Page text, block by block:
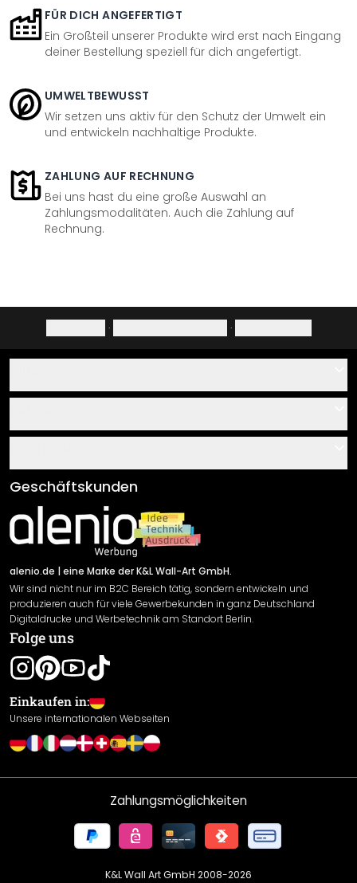
FÜR DICH ANGEFERTIGT
Ein Großteil unserer Produkte wird erst nach Eingang
deiner Bestellung speziell für dich angefertigt.
UMWELTBEWUSST
Wir setzen uns aktiv für den Schutz der Umwelt ein
und entwickeln nachhaltige Produkte.
ZAHLUNG AUF RECHNUNG
Bei uns hast du eine große Auswahl an
Zahlungsmodalitäten. Auch die Zahlung auf
Rechnung.
· ·
Über uns
Klebe- und Montageanleitungen
Newsletter An-/Abmeldung
Sendungsverfolgung
AGB
Impressum
Versand & Zahlung
Rücksendung
Widerrufsrecht
Datenschutzerklärung
Gewährleistung
Leistungserklärung / CE-Zeichen
Cookie Einstellungen
Geschäftskunden
alenio.de | eine Marke der K&L Wall-Art GmbH.
Wir sind nicht nur im B2C Bereich tätig, sondern entwickeln und
produzieren auch für viele Gewerbekunden in ganz Deutschland
Digitaldrucke und Werbetechnik am Standort Berlin.
Folge uns
Einkaufen in:
Unsere internationalen Webseiten
Zahlungsmöglichkeiten
K&L Wall Art GmbH 2008-2026